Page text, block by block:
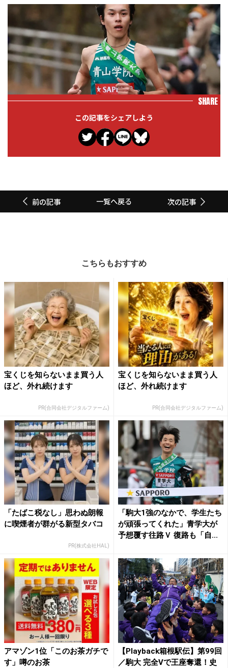
SHARE
この記事をシェアしよう
前の記事 一覧へ戻る 次の記事
こちらもおすすめ
宝くじを知らないまま買う人
ほど、外れ続けます
PR(合同会社デジタルファーム)
宝くじを知らないまま買う人
ほど、外れ続けます
PR(合同会社デジタルファーム)
「たばこ税なし」思わぬ朗報
に喫煙者が群がる新型タバコ
PR(株式会社HAL)
「駒大1強のなかで、学生たち
が頑張ってくれた」青学大が
予想覆す往路Ｖ 復路も「自...
アマゾン1位「このお茶ガチで
す」噂のお茶
【Playback箱根駅伝】第99回
／駒大 完全Vで王座奪還！史